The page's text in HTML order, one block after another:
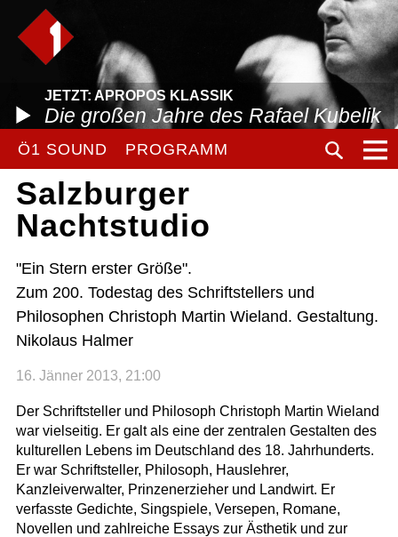
JETZT: APROPOS KLASSIK
Die großen Jahre des Rafael Kubelik
Ö1 SOUND PROGRAMM
Salzburger
Nachtstudio
"Ein Stern erster Größe".
Zum 200. Todestag des Schriftstellers und
Philosophen Christoph Martin Wieland. Gestaltung.
Nikolaus Halmer
16. Jänner 2013, 21:00
Der Schriftsteller und Philosoph Christoph Martin Wieland
war vielseitig. Er galt als eine der zentralen Gestalten des
kulturellen Lebens im Deutschland des 18. Jahrhunderts.
Er war Schriftsteller, Philosoph, Hauslehrer,
Kanzleiverwalter, Prinzenerzieher und Landwirt. Er
verfasste Gedichte, Singspiele, Versepen, Romane,
Novellen und zahlreiche Essays zur Ästhetik und zur